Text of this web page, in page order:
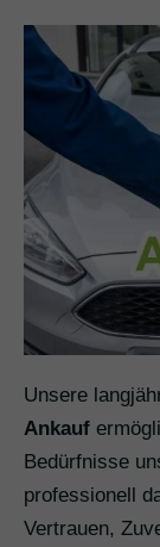
Unsere
Ankauf
Bedürfnisse
professionell
Vertrauen,